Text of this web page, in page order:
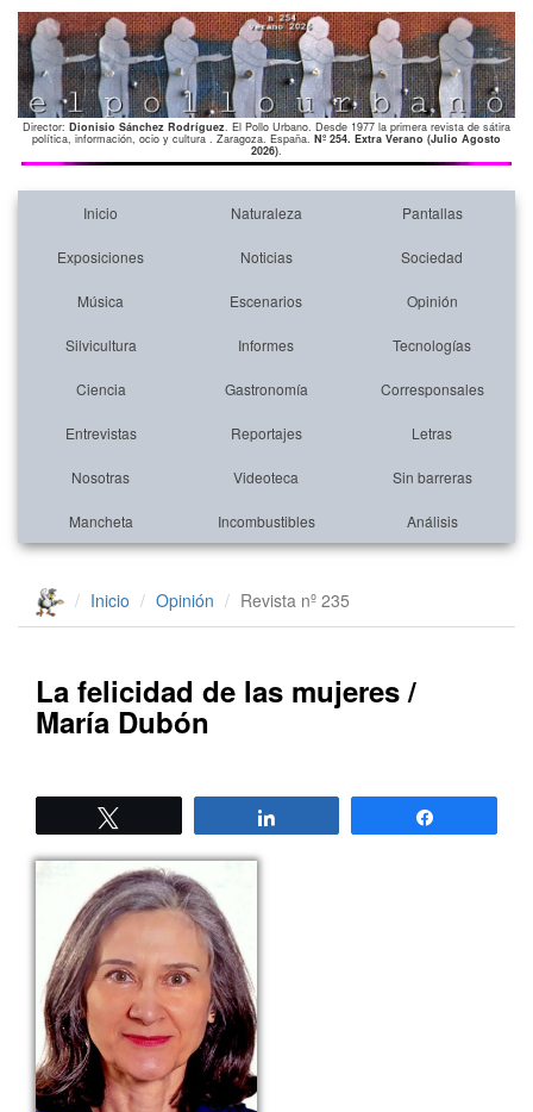
Director: Dionisio Sánchez Rodríguez. El Pollo Urbano. Desde 1977 la primera revista de sátira
política, información, ocio y cultura . Zaragoza. España. Nº 254. Extra Verano (Julio Agosto
2026).
Inicio Naturaleza Pantallas
Exposiciones Noticias Sociedad
Música Escenarios Opinión
Silvicultura Informes Tecnologías
Ciencia Gastronomía Corresponsales
Entrevistas Reportajes Letras
Nosotras Videoteca Sin barreras
Mancheta Incombustibles Análisis
Inicio Opinión Revista nº 235
La felicidad de las mujeres /
María Dubón